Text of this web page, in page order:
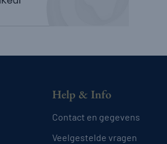
Help & Info
Contact en gegevens
Veelgestelde vragen